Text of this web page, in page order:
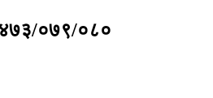
०७९/०८०